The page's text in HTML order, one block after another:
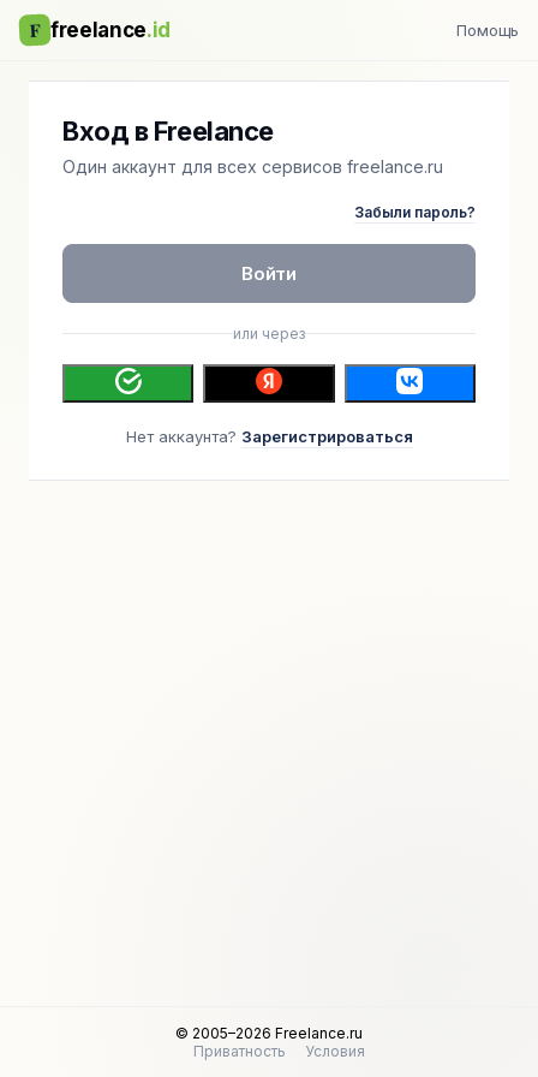
F freelance.id Помощь
Вход в Freelance
Один аккаунт для всех сервисов freelance.ru
Забыли пароль?
Войти
или через
Нет аккаунта? Зарегистрироваться
© 2005–2026 Freelance.ru
Приватность
Условия